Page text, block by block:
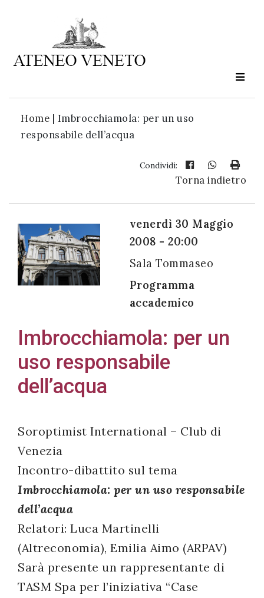
Home | Imbrocchiamola: per un uso
responsabile dell’acqua
Condividi:
Torna indietro
venerdì 30 Maggio
2008 - 20:00
Sala Tommaseo
Programma
accademico
Imbrocchiamola: per un
uso responsabile
dell’acqua
Soroptimist International – Club di
Venezia
Incontro-dibattito sul tema
Imbrocchiamola: per un uso responsabile
dell’acqua
Relatori: Luca Martinelli
(Altreconomia), Emilia Aimo (ARPAV)
Sarà presente un rappresentante di
TASM Spa per l’iniziativa “Case
Ateneo
è
cultura
Acconsento
all'uso dei
miei dati
personali in
accordo
decreto
legislativo
Registrazione
avvenuta con
successo!